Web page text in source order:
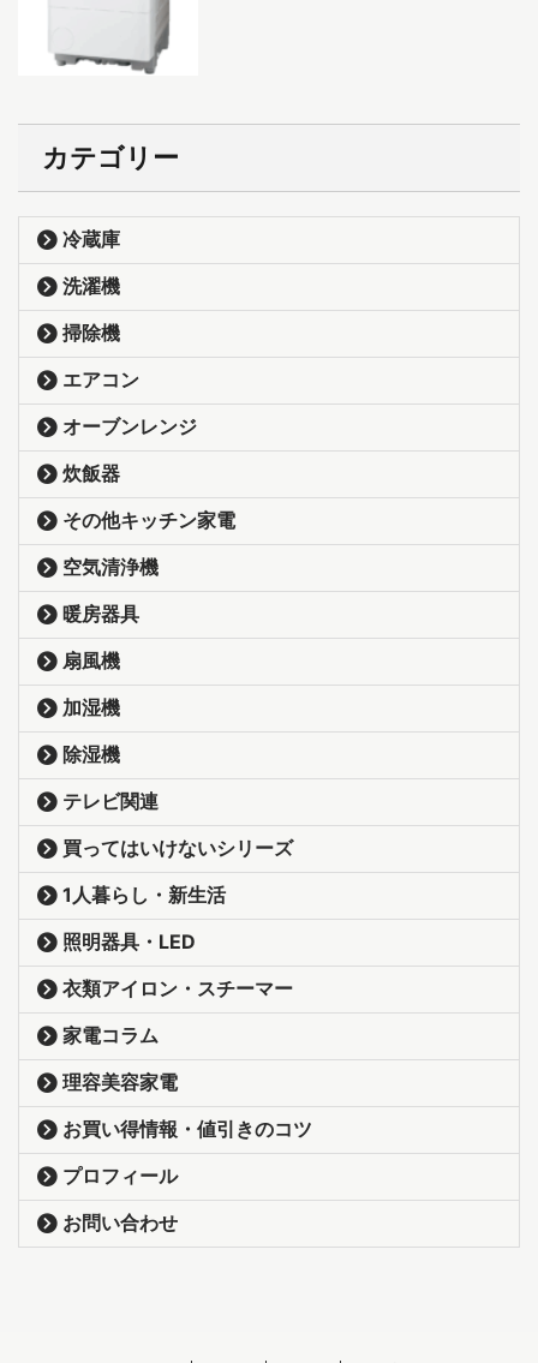
カテゴリー
冷蔵庫
洗濯機
掃除機
エアコン
オーブンレンジ
炊飯器
その他キッチン家電
空気清浄機
暖房器具
扇風機
加湿機
除湿機
テレビ関連
買ってはいけないシリーズ
1人暮らし・新生活
照明器具・LED
衣類アイロン・スチーマー
家電コラム
理容美容家電
お買い得情報・値引きのコツ
プロフィール
お問い合わせ